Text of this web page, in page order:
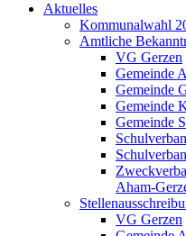
Aktuelles
Kommunalwahl
Amtliche
VG Gerzen
Gemeinde
Gemeinde
Gemeinde
Gemeinde
Aham-
VG Gerzen